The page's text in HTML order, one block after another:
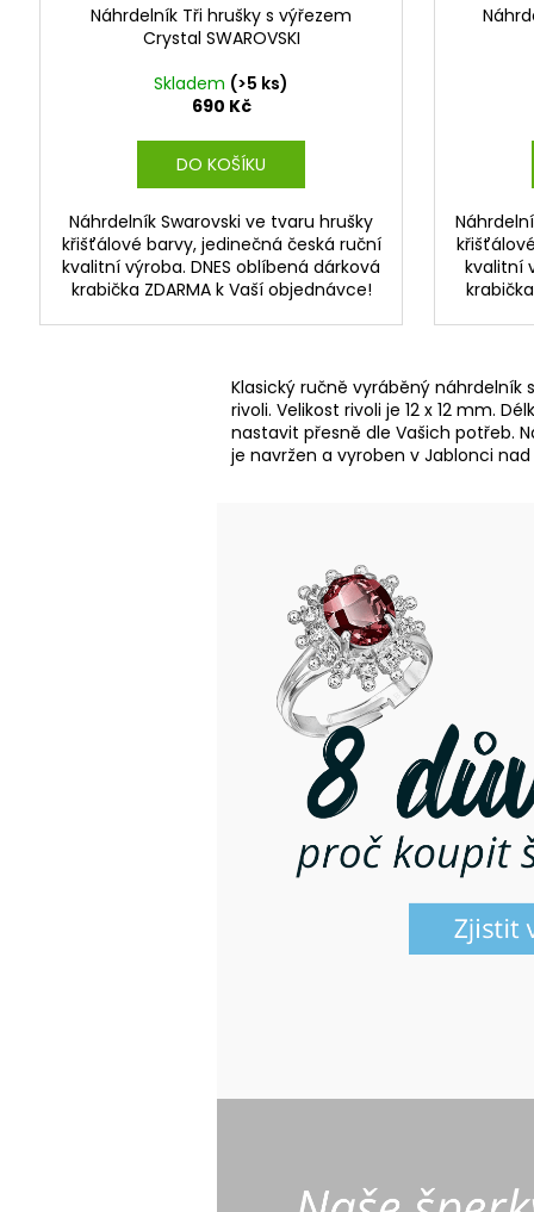
Náhrdelník Tři hrušky s výřezem
Crystal SWAROVSKI
Skladem (>5 ks)
690 Kč
DO KOŠÍKU
Náhrdelník Swarovski ve tvaru hrušky
křišťálové barvy, jedinečná česká ruční
kvalitní výroba. DNES oblíbená dárková
krabička ZDARMA k Vaší objednávce!
kvalitní
Klasický ručně vyráběný náhrdelník
rivoli. Velikost rivoli je 12 x 12 mm.
nastavit přesně dle Vašich potřeb.
je navržen a vyroben v Jablonci nad